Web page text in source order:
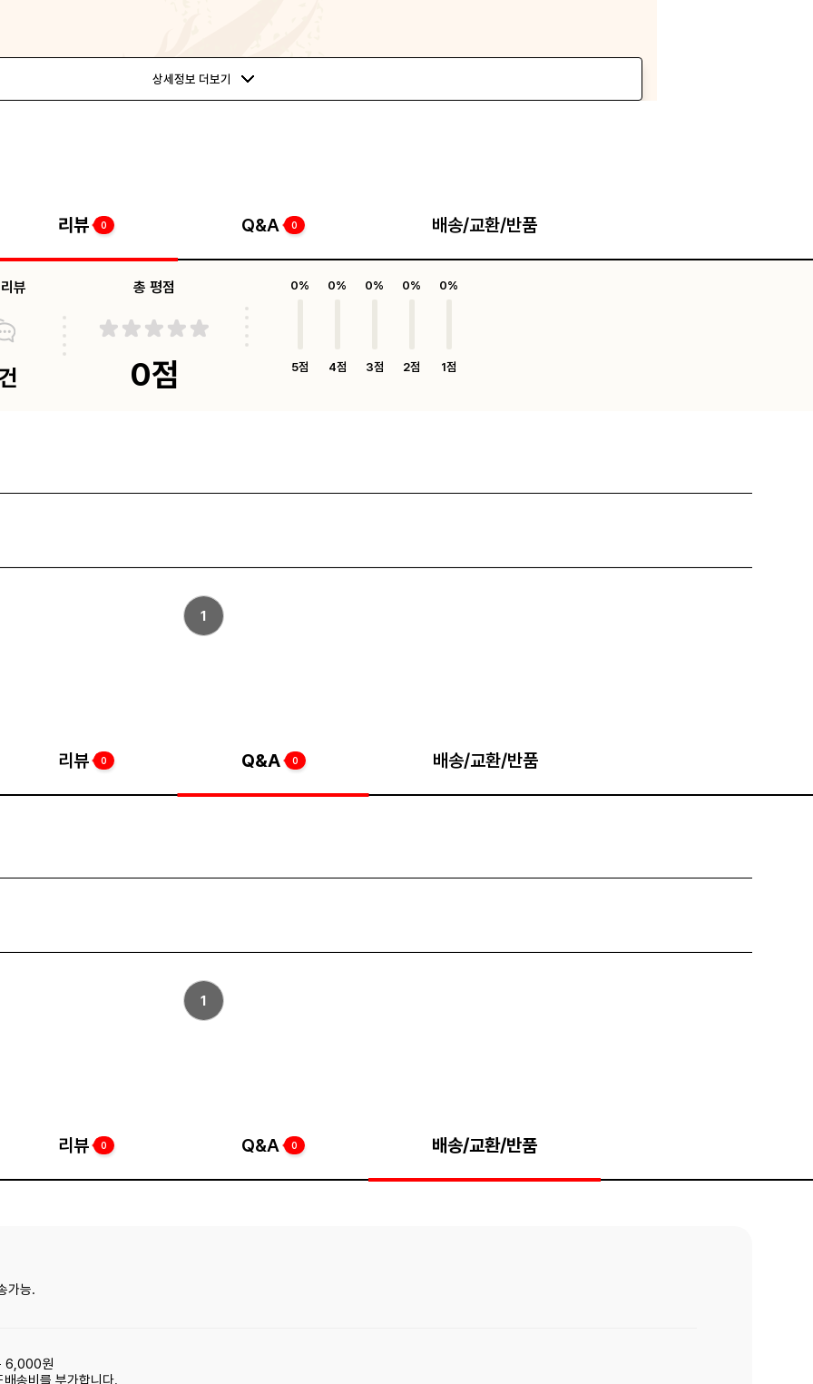
상세정보 더보기
리뷰 0 Q&A 0 배송/교환/반품
뷰 총 평점
0점
0%
5점
0%
4점
0%
3점
0%
2점
0%
1점
1
리뷰 0 Q&A 0 배송/교환/반품
1
리뷰 0 Q&A 0 배송/교환/반품
가능.
6,000원
송비를 부가합니다.